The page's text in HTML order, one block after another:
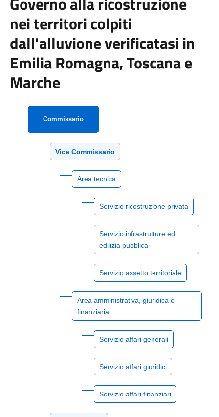
nei territori colpiti
dall'alluvione verificatasi in
Emilia Romagna, Toscana e
Marche
Commissario
Vice Commissario
Area tecnica
Servizio ricostruzione privata
Servizio infrastrutture ed
edilizia pubblica
Servizio assetto territoriale
Area amministrativa, giuridica e
finanziaria
Servizio affari generali
Servizio affari giuridici
Servizio affari finanziari